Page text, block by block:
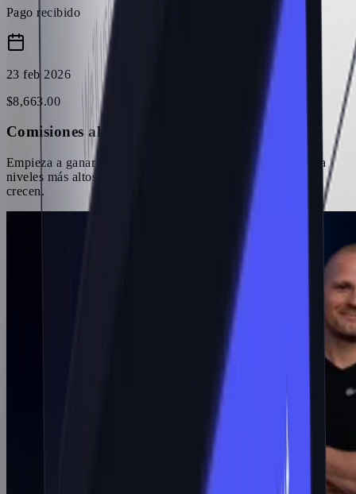
Pago recibido
23 feb 2026
$8,663.00
Comisiones altas y escalables
Empieza a ganar con comisiones competitivas y desbloquea
niveles más altos a medida que tu rendimiento y volumen
crecen.